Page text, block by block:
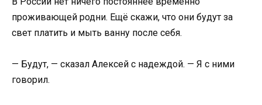
проживающей родни. Ещё скажи, что они будут за
свет платить и мыть ванну после себя.
— Будут, — сказал Алексей с надеждой. — Я с ними
говорил.